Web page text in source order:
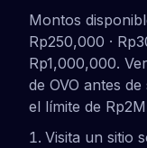
Montos
Rp250,000 ·
Rp1,000,000.
de OVO antes
el límite de
Visita un sitio